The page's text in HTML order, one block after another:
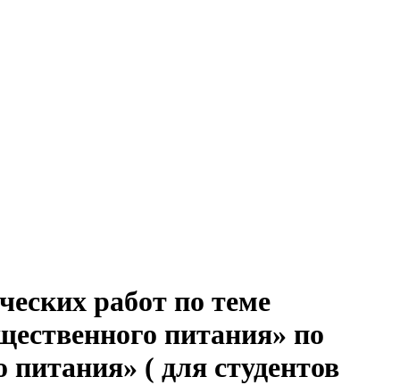
работ по теме
питания» по
( для студентов